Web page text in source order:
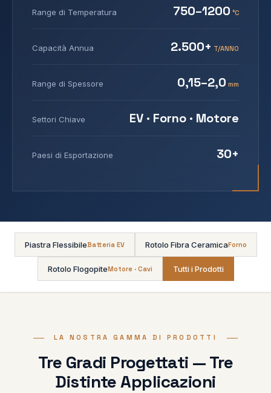
Range di Temperatura 750–1200 °C
Capacità Annua 2.500+ T/ANNO
Range di Spessore 0,15–2,0 mm
Settori Chiave EV · Forno · Motore
Paesi di Esportazione 30+
Piastra FlessibileBatteria EV Rotolo Fibra CeramicaForno
Rotolo FlogopiteMotore · Cavi Tutti i Prodotti
LA NOSTRA GAMMA DI PRODOTTI
Tre Gradi Progettati — Tre
Distinte Applicazioni